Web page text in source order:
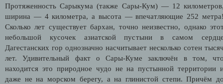
Протяженность Сарыкума (также Сары-Кум) — 12
ширина — 4 километра, а высота — впечатляющие 252
Сколько лет существует бархан, точно неизвестно, однако
небольшой кусочек азиатской пустыни в самом
Дагестанских гор однозначно насчитывает несколько сотен
лет. Удивительный факт о Сары-Куме заключён в том,
находится это природное чудо не на пустынной территории
даже не на морском берегу, а на глинистой степи. Причём